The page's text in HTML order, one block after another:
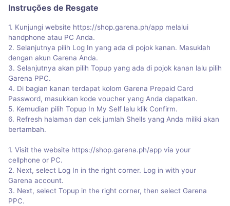
Instruções de Resgate
1. Kunjungi website https://shop.garena.ph/app melalui
handphone atau PC Anda.
2. Selanjutnya pilih Log In yang ada di pojok kanan. Masuklah
dengan akun Garena Anda.
3. Selanjutnya akan pilih Topup yang ada di pojok kanan lalu pilih
Garena PPC.
4. Di bagian kanan terdapat kolom Garena Prepaid Card
Password, masukkan kode voucher yang Anda dapatkan.
5. Kemudian pilih Topup In My Self lalu klik Confirm.
6. Refresh halaman dan cek jumlah Shells yang Anda miliki akan
bertambah.
1. Visit the website https://shop.garena.ph/app via your
cellphone or PC.
2. Next, select Log In in the right corner. Log in with your
Garena account.
3. Next, select Topup in the right corner, then select Garena
PPC.